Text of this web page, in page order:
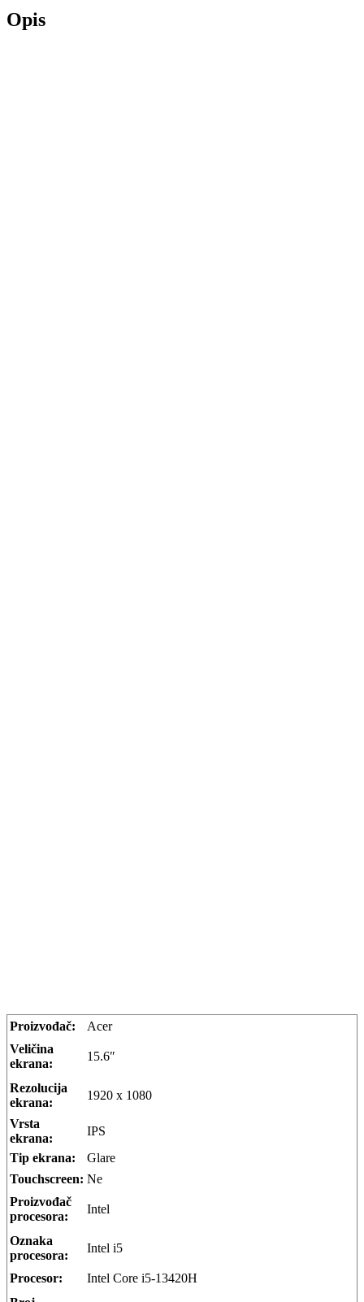
Opis
Proizvođač:
Acer
Veličina
ekrana:
15.6″
Rezolucija
ekrana:
1920 x 1080
Vrsta
ekrana:
IPS
Tip ekrana:
Glare
Touchscreen: Ne
Proizvođač
procesora:
Intel
Oznaka
procesora:
Intel i5
Procesor:
Intel Core i5-13420H